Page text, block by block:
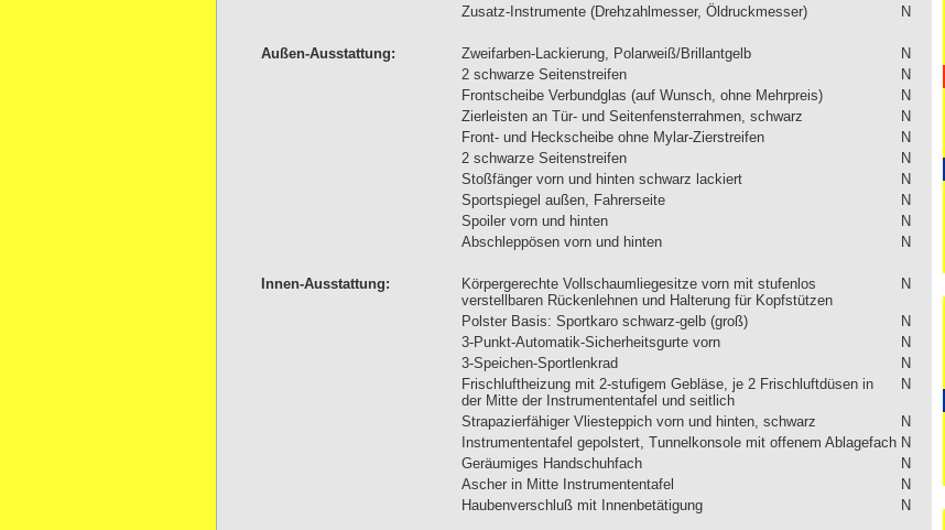
Zusatz-Instrumente (Drehzahlmesser, Öldruckmesser)
N
Außen-Ausstattung: Zweifarben-Lackierung, Polarweiß/Brillantgelb
N
2 schwarze Seitenstreifen
N
Frontscheibe Verbundglas (auf Wunsch, ohne Mehrpreis)
N
Zierleisten an Tür- und Seitenfensterrahmen, schwarz
N
Front- und Heckscheibe ohne Mylar-Zierstreifen
N
2 schwarze Seitenstreifen
N
Stoßfänger vorn und hinten schwarz lackiert
N
Sportspiegel außen, Fahrerseite
N
Spoiler vorn und hinten
N
Abschleppösen vorn und hinten
N
Innen-Ausstattung:
Körpergerechte Vollschaumliegesitze vorn mit stufenlos
verstellbaren Rückenlehnen und Halterung für Kopfstützen
N
Polster Basis: Sportkaro schwarz-gelb (groß)
N
3-Punkt-Automatik-Sicherheitsgurte vorn
N
3-Speichen-Sportlenkrad
N
Frischluftheizung mit 2-stufigem Gebläse, je 2 Frischluftdüsen in
der Mitte der Instrumententafel und seitlich
N
Strapazierfähiger Vliesteppich vorn und hinten, schwarz
N
Instrumententafel gepolstert, Tunnelkonsole mit offenem Ablagefach N
Geräumiges Handschuhfach
N
Ascher in Mitte Instrumententafel
N
Haubenverschluß mit Innenbetätigung
N